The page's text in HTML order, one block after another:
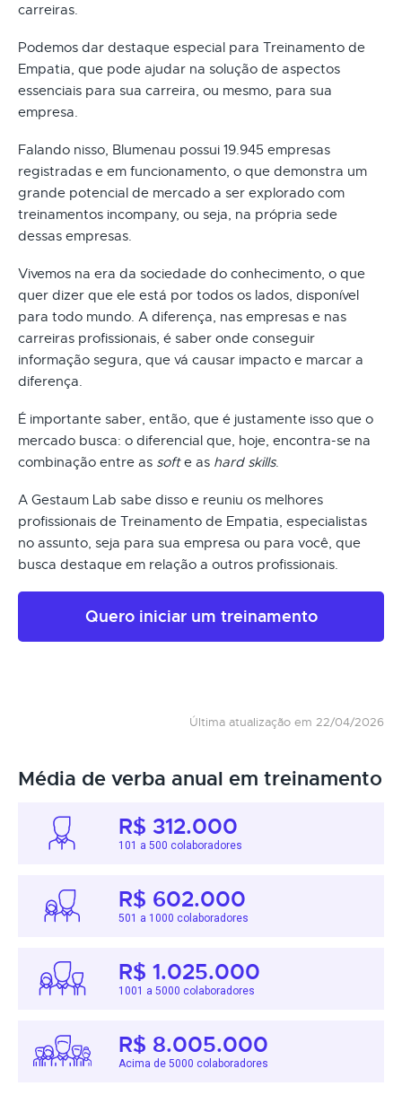
carreiras.
Podemos dar destaque especial para Treinamento de
Empatia, que pode ajudar na solução de aspectos
essenciais para sua carreira, ou mesmo, para sua
empresa.
Falando nisso, Blumenau possui 19.945 empresas
registradas e em funcionamento, o que demonstra um
grande potencial de mercado a ser explorado com
treinamentos incompany, ou seja, na própria sede
dessas empresas.
Vivemos na era da sociedade do conhecimento, o que
quer dizer que ele está por todos os lados, disponível
para todo mundo. A diferença, nas empresas e nas
carreiras profissionais, é saber onde conseguir
informação segura, que vá causar impacto e marcar a
diferença.
É importante saber, então, que é justamente isso que o
mercado busca: o diferencial que, hoje, encontra-se na
combinação entre as softe as hard skills.
A Gestaum Lab sabe disso e reuniu os melhores
profissionais de Treinamento de Empatia, especialistas
no assunto, seja para sua empresa ou para você, que
busca destaque em relação a outros profissionais.
Quero iniciar um treinamento
Última atualização em 22/04/2026
Média de verba anual em treinamento
R$ 312.000
101 a 500 colaboradores
R$ 602.000
501 a 1000 colaboradores
R$ 1.025.000
1001 a 5000 colaboradores
R$ 8.005.000
Acima de 5000 colaboradores